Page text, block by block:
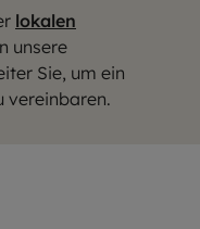
lokalen
unsere
Sie, um ein
vereinbaren.